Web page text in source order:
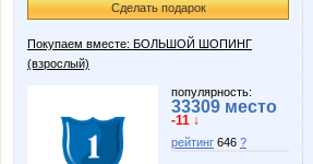
Сделать подарок
Покупаем вместе: БОЛЬШОЙ ШОПИНГ
(взрослый)
популярность:
33309 место
-11 ↓
рейтинг 646 ?